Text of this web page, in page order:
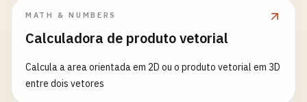
MATH & NUMBERS
Calculadora de produto vetorial
Calcula a area orientada em 2D ou o produto vetorial em 3D
entre dois vetores